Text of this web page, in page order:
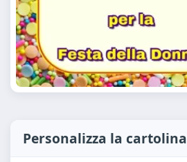
Personalizza la cartolina